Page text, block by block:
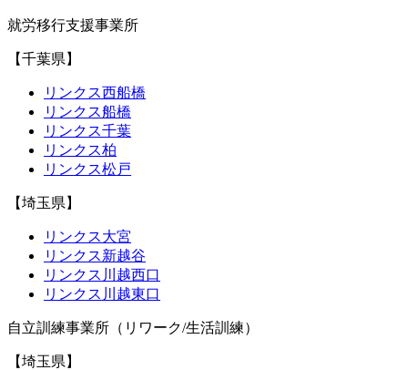
就労移行支援事業所
【千葉県】
リンクス西船橋
リンクス船橋
リンクス千葉
リンクス柏
リンクス松戸
【埼玉県】
リンクス大宮
リンクス新越谷
リンクス川越西口
リンクス川越東口
自立訓練事業所（リワーク/生活訓練）
【埼玉県】